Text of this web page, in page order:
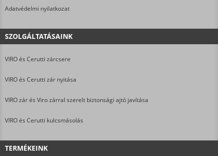
Adatvédelmi nyilatkozat
SZOLGÁLTATÁSAINK
VIRO és Cerutti zárcsere
VIRO és Cerutti zár nyitása
VIRO zár és Viro zárral szerelt biztonsági ajtó javítása
VIRO és Cerutti kulcsmásolás
TERMÉKEINK